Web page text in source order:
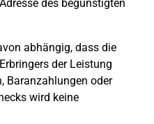
des begünstigten
abhängig, dass die
der Leistung
Baranzahlungen oder
wird keine